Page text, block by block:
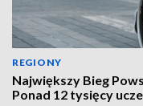
REGIONY
Największy Bieg
Ponad 12 tysięcy